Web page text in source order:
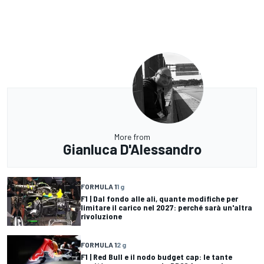
More from
Gianluca D'Alessandro
FORMULA 11 g
F1 | Dal fondo alle ali, quante modifiche per
limitare il carico nel 2027: perché sarà un'altra
rivoluzione
FORMULA 12 g
F1 | Red Bull e il nodo budget cap: le tante